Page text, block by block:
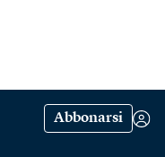
Abbonarsi